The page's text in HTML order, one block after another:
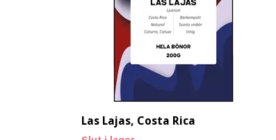
Las Lajas, Costa Rica